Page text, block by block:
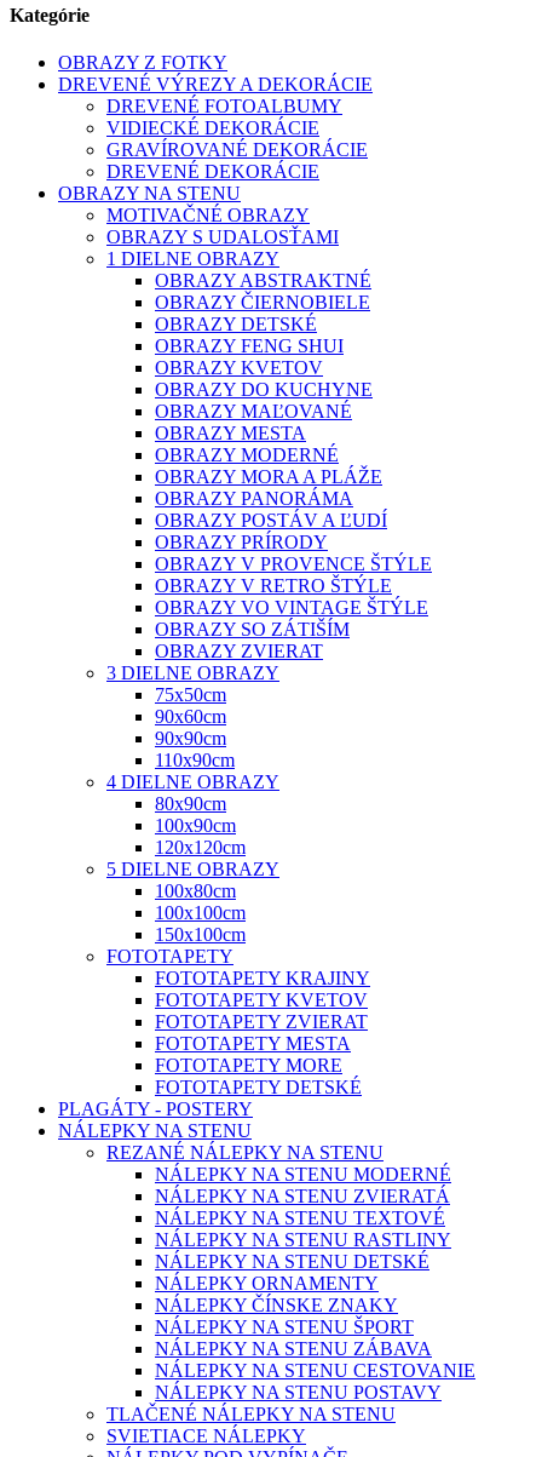
Kategórie
OBRAZY Z FOTKY
DREVENÉ VÝREZY A DEKORÁCIE
DREVENÉ FOTOALBUMY
VIDIECKÉ DEKORÁCIE
GRAVÍROVANÉ DEKORÁCIE
DREVENÉ DEKORÁCIE
OBRAZY NA STENU
MOTIVAČNÉ OBRAZY
OBRAZY S UDALOSŤAMI
1 DIELNE OBRAZY
OBRAZY ABSTRAKTNÉ
OBRAZY ČIERNOBIELE
OBRAZY DETSKÉ
OBRAZY FENG SHUI
OBRAZY KVETOV
OBRAZY DO KUCHYNE
OBRAZY MAĽOVANÉ
OBRAZY MESTA
OBRAZY MODERNÉ
OBRAZY MORA A PLÁŽE
OBRAZY PANORÁMA
OBRAZY POSTÁV A ĽUDÍ
OBRAZY PRÍRODY
OBRAZY V PROVENCE ŠTÝLE
OBRAZY V RETRO ŠTÝLE
OBRAZY VO VINTAGE ŠTÝLE
OBRAZY SO ZÁTIŠÍM
OBRAZY ZVIERAT
3 DIELNE OBRAZY
75x50cm
90x60cm
90x90cm
110x90cm
4 DIELNE OBRAZY
80x90cm
100x90cm
120x120cm
5 DIELNE OBRAZY
100x80cm
100x100cm
150x100cm
FOTOTAPETY
FOTOTAPETY KRAJINY
FOTOTAPETY KVETOV
FOTOTAPETY ZVIERAT
FOTOTAPETY MESTA
FOTOTAPETY MORE
FOTOTAPETY DETSKÉ
PLAGÁTY - POSTERY
NÁLEPKY NA STENU
REZANÉ NÁLEPKY NA STENU
NÁLEPKY NA STENU MODERNÉ
NÁLEPKY NA STENU ZVIERATÁ
NÁLEPKY NA STENU TEXTOVÉ
NÁLEPKY NA STENU RASTLINY
NÁLEPKY NA STENU DETSKÉ
NÁLEPKY ORNAMENTY
NÁLEPKY ČÍNSKE ZNAKY
NÁLEPKY NA STENU ŠPORT
NÁLEPKY NA STENU ZÁBAVA
NÁLEPKY NA STENU CESTOVANIE
NÁLEPKY NA STENU POSTAVY
TLAČENÉ NÁLEPKY NA STENU
SVIETIACE NÁLEPKY